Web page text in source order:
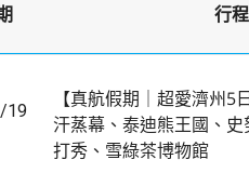
行
19
【真航假期｜超愛濟州
汗蒸幕、泰迪熊王國、
打秀、雪綠茶博物館